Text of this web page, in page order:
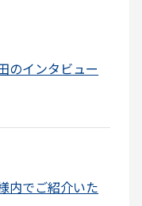
のインタビュー
内でご紹介いた